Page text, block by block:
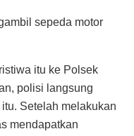
sepeda motor
itu ke Polsek
polisi langsung
Setelah melakukan
mendapatkan